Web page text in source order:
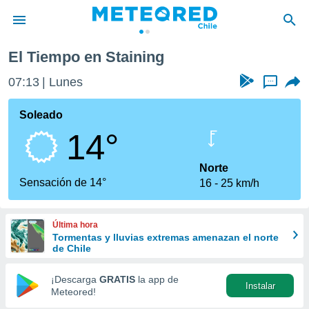
de
por
que se
calidad.
a este
las
y
forma
digital
basada
El Tiempo en Staining
07:13 Lunes ...
Soleado
14°
Sensación de 14°
Norte
16
25 km/h
Última hora
Tormentas y lluvias extremas amenazan el norte
de Chile
¡Descarga GRATIS la app de
Meteored!
Instalar